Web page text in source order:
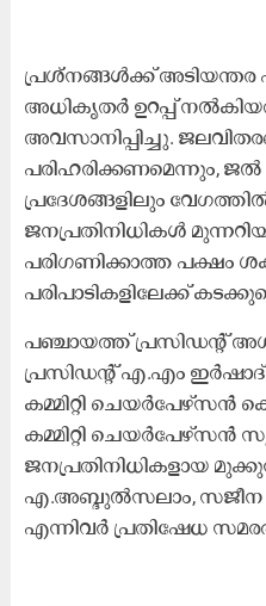
പ്രശ്നങ്ങൾക്ക് അടിയന്തര
അധികൃതർ ഉറപ്പ്
അവസാനിപ്പിച്ചു.
പരിഹരിക്കണമെന്നും, ജൽ
പ്രദേശങ്ങളിലും
ജനപ്രതിനിധികൾ
പരിഗണിക്കാത്ത പക്ഷം
പരിപാടികളിലേക്ക്
പഞ്ചായത്ത് പ്രസിഡന്റ്
പ്രസിഡന്റ് എ.എം
കമ്മിറ്റി ചെയർപേഴ്സൻ
കമ്മിറ്റി ചെയർപേഴ്സൻ
ജനപ്രതിനിധികളായ
എ.അബ്ദുൽസലാം, സജീന
എന്നിവർ പ്രതിഷേധ